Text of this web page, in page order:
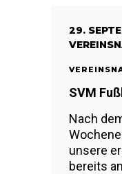
29.
SVM
Nach
unsere
bereits